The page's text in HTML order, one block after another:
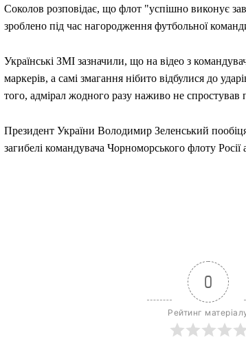
Соколов розповідає, що флот "успішно виконує
зроблено під час нагородження футбольної
Українські ЗМІ зазначили, що на відео з
маркерів, а самі змагання нібито відбулися до
того, адмірал жодного разу наживо не спростував
Президент України Володимир Зеленський
загибелі командувача Чорноморського флоту Росії
0
Рейтинг